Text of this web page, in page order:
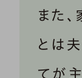
また
とは
てが